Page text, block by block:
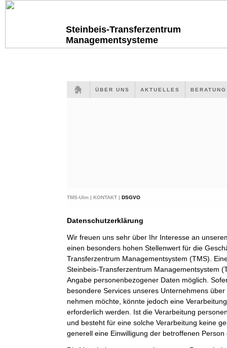
Steinbeis-Transferzentrum
Managementsysteme
ÜBER UNS AKTUELLES
TMS-Ulm | KONTAKT | DSGVO
Datenschutzerklärung
Wir freuen uns sehr über Ihr Interesse an
einen besonders hohen Stellenwert für die
Transferzentrum Managementsystem (TMS).
Steinbeis-Transferzentrum Managementsystem
Angabe personenbezogener Daten möglich.
besondere Services unseres Unternehmens
nehmen möchte, könnte jedoch eine
erforderlich werden. Ist die Verarbeitung
und besteht für eine solche Verarbeitung keine
generell eine Einwilligung der betroffenen Person